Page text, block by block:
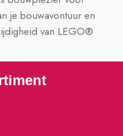
je bouwavontuur en
van LEGO®